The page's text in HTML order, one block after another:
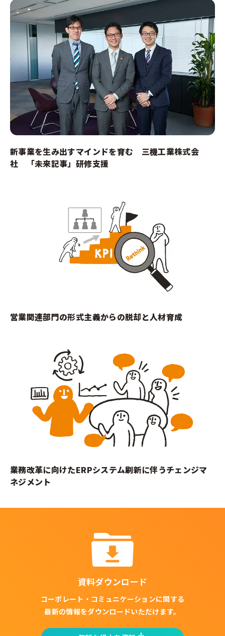
新事業を生み出すマインドを育む 三機工業株式会
社 「未来記事」研修支援
営業関連部門の形式主義からの脱却と人材育成
業務改革に向けたERPシステム刷新に伴うチェンジマ
ネジメント
資料ダウンロード
コーポレート・コミュニケーションに関する
最新の情報をダウンロードいただけます。